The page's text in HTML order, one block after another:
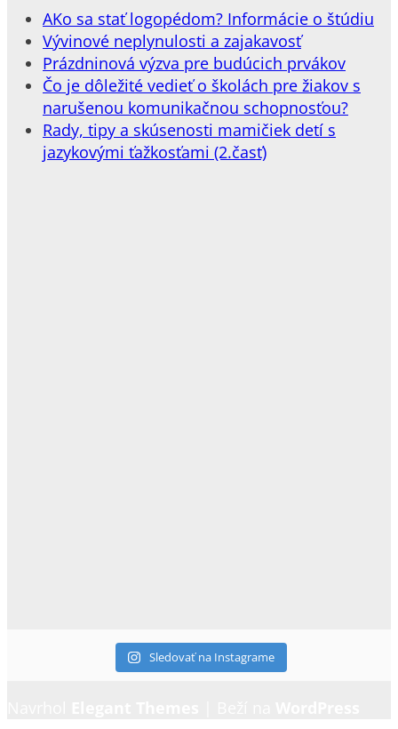
AKo sa stať logopédom? Informácie o štúdiu
Vývinové neplynulosti a zajakavosť
Prázdninová výzva pre budúcich prvákov
Čo je dôležité vedieť o školách pre žiakov s
narušenou komunikačnou schopnosťou?
Rady, tipy a skúsenosti mamičiek detí s
jazykovými ťažkosťami (2.časť)
Sledovať na Instagrame